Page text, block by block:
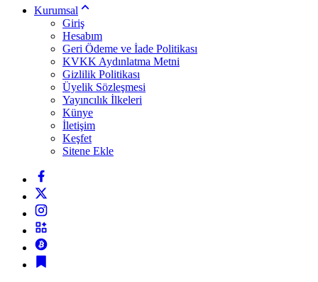
Kurumsal
Giriş
Hesabım
Geri Ödeme ve İade Politikası
KVKK Aydınlatma Metni
Gizlilik Politikası
Üyelik Sözleşmesi
Yayıncılık İlkeleri
Künye
İletişim
Keşfet
Sitene Ekle